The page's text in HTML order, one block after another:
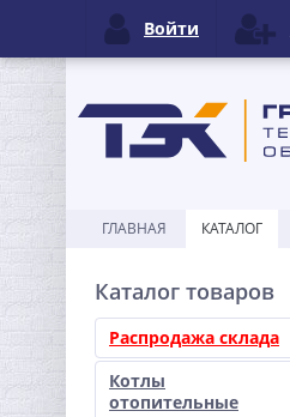
ГЛАВНАЯ КАТАЛОГ
Каталог товаров
Распродажа склада
Котлы
отопительные
Войти